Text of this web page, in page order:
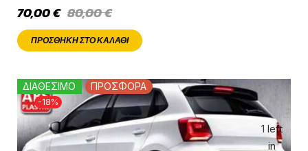
80,00€
70,00€
ΠΡΟΣΘΉΚΗ ΣΤΟ ΚΑΛΆΘΙ
-18%
ΔΙΑΘΕΣΙΜΟ ΠΡΟΣΦΟΡΑ
1 left
in